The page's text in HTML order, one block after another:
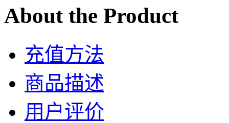
About the Product
充值方法
商品描述
用户评价